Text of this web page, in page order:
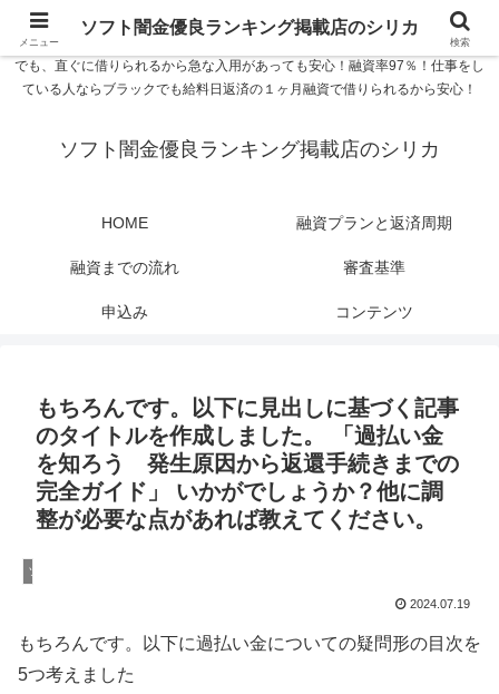
ソフト闇金優良ランキング 中小消費者金融在籍確認なし シリカなら24時間
365日 在籍確認なしで借りれるブラック即日振込融資です。土日や祝日、夜間
でも、直ぐに借りられるから急な入用があっても安心！融資率97％！仕事をし
ている人ならブラックでも給料日返済の１ヶ月融資で借りられるから安心！
ソフト闇金優良ランキング掲載店のシリカ
HOME 融資プランと返済周期
融資までの流れ 審査基準
申込み コンテンツ
もちろんです。以下に見出しに基づく記事
のタイトルを作成しました。 「過払い金
を知ろう 発生原因から返還手続きまでの
完全ガイド」 いかがでしょうか？他に調
整が必要な点があれば教えてください。
ソフト闇金
2024.07.19
もちろんです。以下に過払い金についての疑問形の目次を
5つ考えました
メニュー
ソフト闇金優良ランキング掲載店のシリカ
検索